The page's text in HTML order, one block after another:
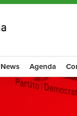
News Agenda